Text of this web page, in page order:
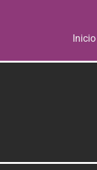
Inicio